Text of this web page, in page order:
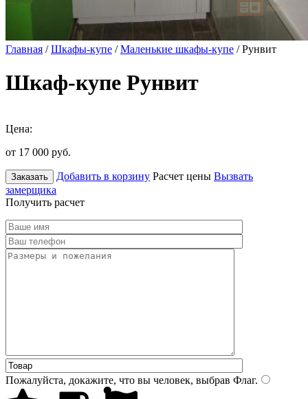
Главная /Шкафы-купе /Маленькие шкафы-купе / Рунвит
Шкаф-купе Рунвит
Цена:
от 17 000 руб.
Заказать Добавить в корзину Расчет цены Вызвать
замерщика
Получить расчет
Пожалуйста, докажите, что вы человек, выбрав Флаг.